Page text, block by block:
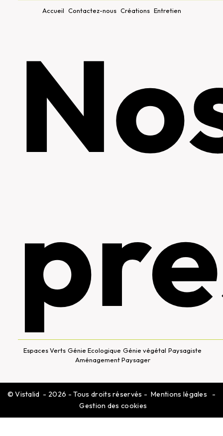
Accueil Contactez-nous Créations Entretien
Espaces Verts Génie Ecologique Génie végétal Paysagiste
Aménagement Paysager
©Vistalid - 2026 - Tous droits réservés - Mentions légales
-
Gestion des cookies